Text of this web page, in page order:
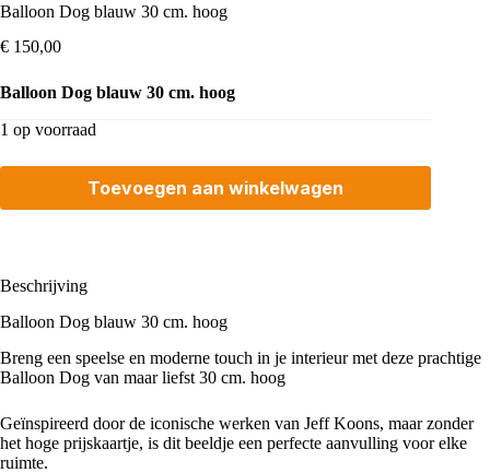
Balloon Dog blauw 30 cm. hoog
€ 150,00
Balloon Dog blauw 30 cm. hoog
1 op voorraad
Toevoegen aan winkelwagen
Beschrijving
Balloon Dog blauw 30 cm. hoog
Breng een speelse en moderne touch in je interieur met deze prachtige
Balloon Dog van maar liefst 30 cm. hoog
Geïnspireerd door de iconische werken van Jeff Koons, maar zonder
het hoge prijskaartje, is dit beeldje een perfecte aanvulling voor elke
ruimte.